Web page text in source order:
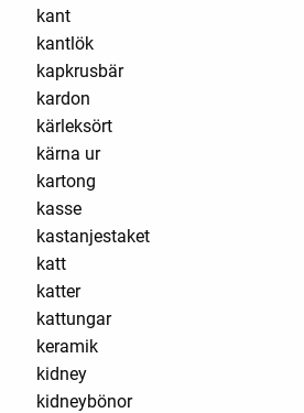
kant
kantlök
kapkrusbär
kardon
kärleksört
kärna ur
kartong
kasse
kastanjestaket
katt
katter
kattungar
keramik
kidney
kidneybönor